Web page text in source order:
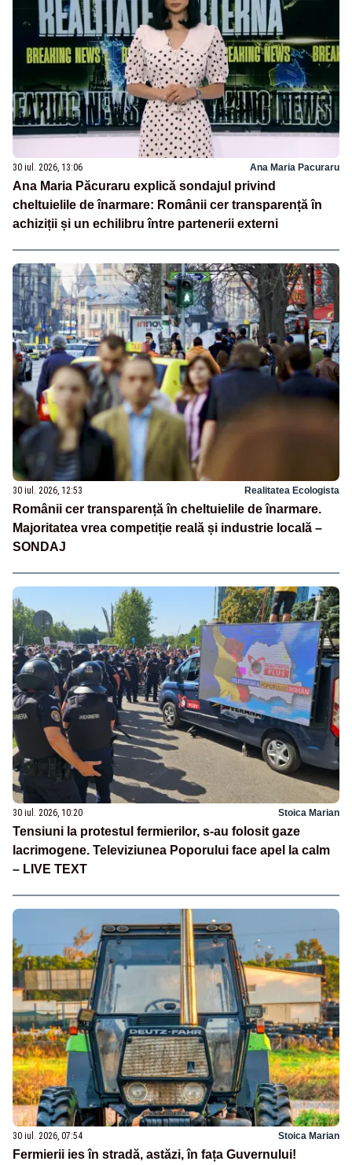
30 iul. 2026, 13:06 Ana Maria Pacuraru
Ana Maria Păcuraru explică sondajul privind
cheltuielile de înarmare: Românii cer transparență în
achiziții și un echilibru între partenerii externi
30 iul. 2026, 12:53 Realitatea Ecologista
Românii cer transparență în cheltuielile de înarmare.
Majoritatea vrea competiție reală și industrie locală –
SONDAJ
30 iul. 2026, 10:20 Stoica Marian
Tensiuni la protestul fermierilor, s-au folosit gaze
lacrimogene. Televiziunea Poporului face apel la calm
– LIVE TEXT
30 iul. 2026, 07:54 Stoica Marian
Fermierii ies în stradă, astăzi, în fața Guvernului!